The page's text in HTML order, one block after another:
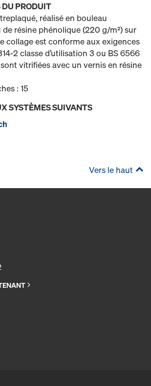
PRODUIT
réalisé en bouleau
résine phénolique (220 g/m²) sur
collage est conforme aux exigences
2 classe d’utilisation 3 ou BS 6566
vitrifiées avec un vernis en résine
: 15
SYSTÈMES SUIVANTS
Vers le haut